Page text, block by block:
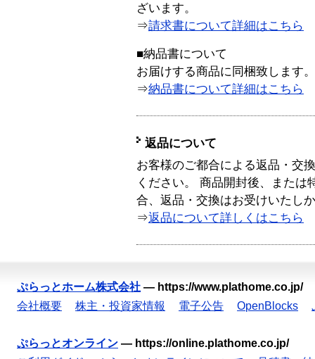
ざいます。
⇒請求書について詳細はこちら
■納品書について
お届けする商品に同梱致します。
⇒納品書について詳細はこちら
返品について
お客様のご都合による返品・交
ください。 商品開封後、または
合、返品・交換はお受けいたし
⇒返品について詳しくはこちら
ぷらっとホーム株式会社 — https://www.plathome.co.jp/
会社概要
株主・投資家情報 電子公告 OpenBlocks
ぷらっとオンライン — https://online.plathome.co.jp/